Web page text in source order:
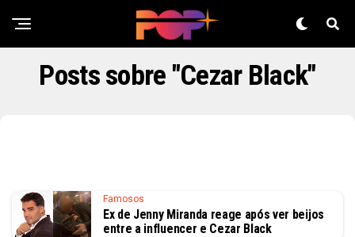
Posts sobre "Cezar Black"
Famosos
Ex de Jenny Miranda reage após ver beijos
entre a influencer e Cezar Black